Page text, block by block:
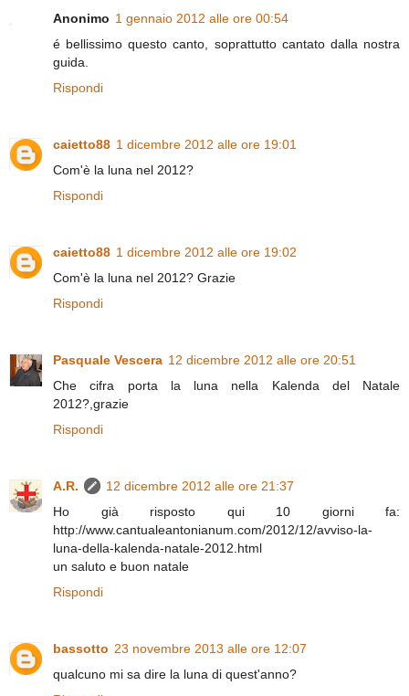
Anonimo 1 gennaio 2012 alle ore 00:54
é bellissimo questo canto, soprattutto cantato dalla nostra
guida.
Rispondi
caietto88 1 dicembre 2012 alle ore 19:01
Com'è la luna nel 2012?
Rispondi
caietto88 1 dicembre 2012 alle ore 19:02
Com'è la luna nel 2012? Grazie
Rispondi
Pasquale Vescera 12 dicembre 2012 alle ore 20:51
Che cifra porta la luna nella Kalenda del Natale
2012?,grazie
Rispondi
A.R.
12 dicembre 2012 alle ore 21:37
Ho già risposto qui 10 giorni fa:
http://www.cantualeantonianum.com/2012/12/avviso-la-
luna-della-kalenda-natale-2012.html
un saluto e buon natale
Rispondi
bassotto 23 novembre 2013 alle ore 12:07
qualcuno mi sa dire la luna di quest'anno?